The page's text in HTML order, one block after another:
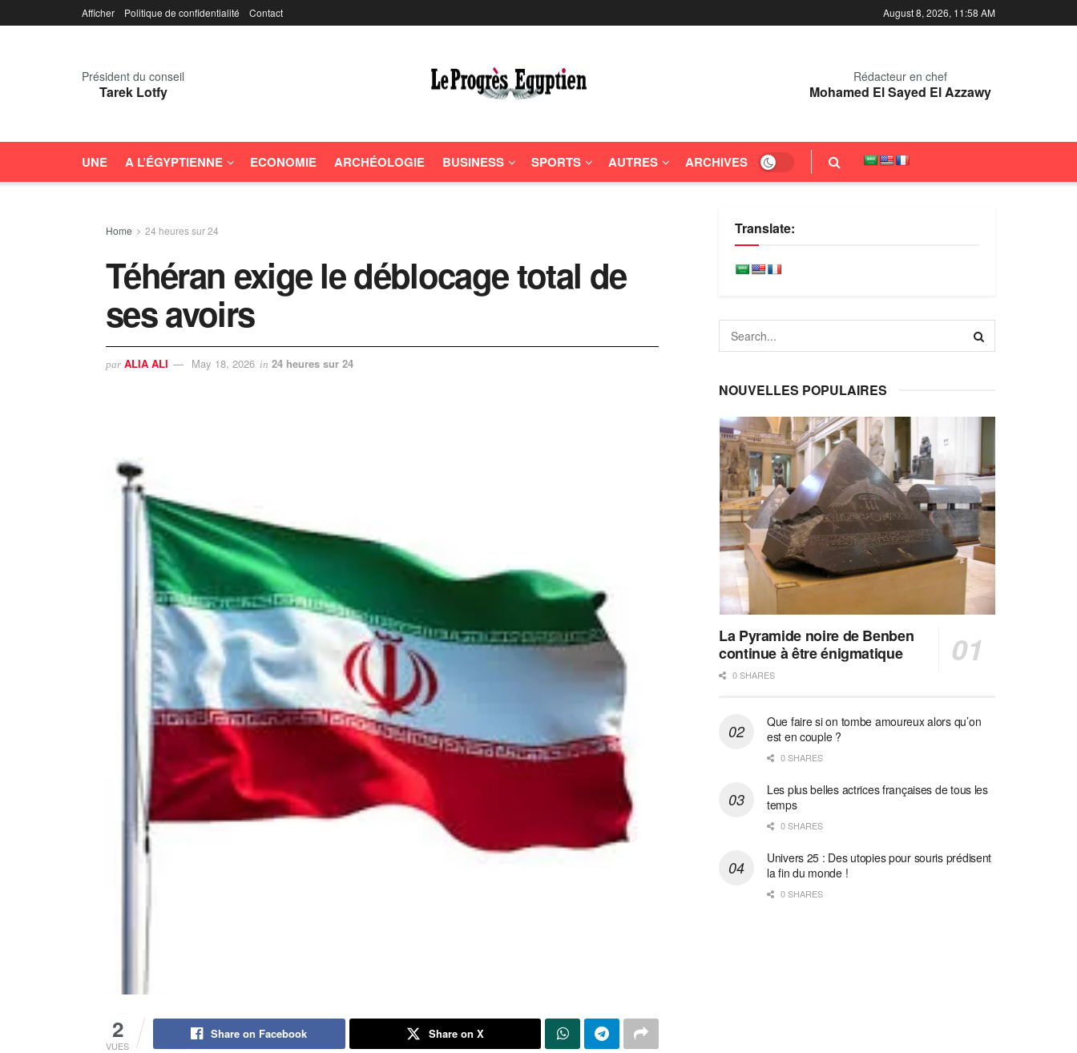
Afficher Politique de confidentialité Contact August 8, 2026, 11:58 AM
Président du conseil
Tarek Lotfy
Rédacteur en chef
Mohamed El Sayed El Azzawy
UNE A L’ÉGYPTIENNE ECONOMIE ARCHÉOLOGIE BUSINESS SPORTS AUTRES ARCHIVES
Home 24 heures sur 24
Téhéran exige le déblocage total de
ses avoirs
par ALIA ALI May 18, 2026 in 24 heures sur 24
2
VUES
Share on Facebook Share on X
Translate:
NOUVELLES POPULAIRES
La Pyramide noire de Benben
continue à être énigmatique
0 SHARES
Que faire si on tombe amoureux alors qu’on
est en couple ?
0 SHARES
Les plus belles actrices françaises de tous les
temps
0 SHARES
Univers 25 : Des utopies pour souris prédisent
la fin du monde !
0 SHARES